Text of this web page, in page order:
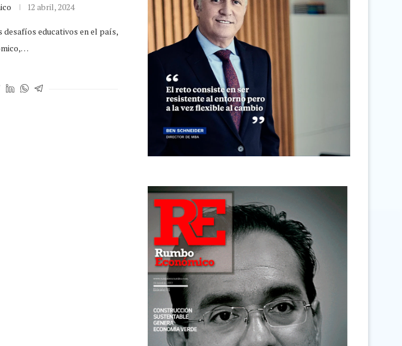
12 abril, 2024
educativos en el país,